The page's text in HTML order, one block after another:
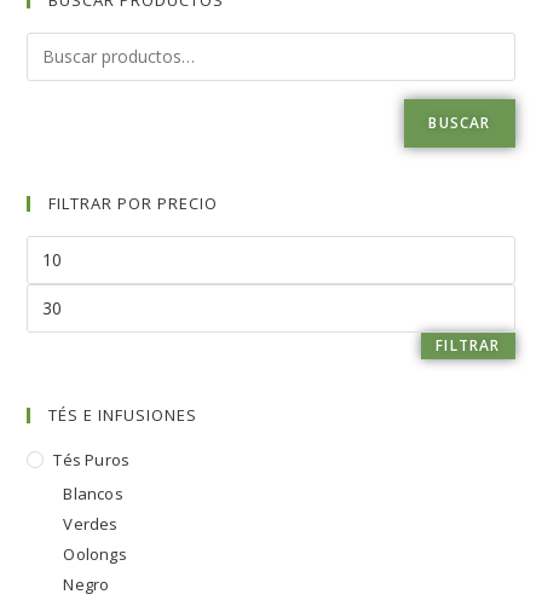
BUSCAR
FILTRAR POR PRECIO
FILTRAR
TÉS E INFUSIONES
Tés Puros
Blancos
Verdes
Oolongs
Negro